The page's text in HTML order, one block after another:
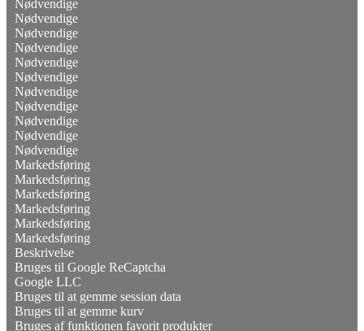
Nødvendige
Nødvendige
Nødvendige
Nødvendige
Nødvendige
Nødvendige
Nødvendige
Nødvendige
Nødvendige
Nødvendige
Nødvendige
Markedsføring
Markedsføring
Markedsføring
Markedsføring
Markedsføring
Markedsføring
Beskrivelse
Bruges til Google ReCaptcha
Google LLC
Bruges til at gemme session data
Bruges til at gemme kurv
Bruges af funktionen favorit produkter